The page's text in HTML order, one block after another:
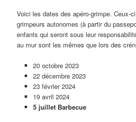
Voici les dates des apéro-grimpe. Ceux-
grimpeurs autonomes (à partir du
enfants qui seront sous leur
au mur sont les mêmes que lors des
20 octobre 2023
22 décembre 2023
23 février 2024
19 avril 2024
5 juillet Barbecue